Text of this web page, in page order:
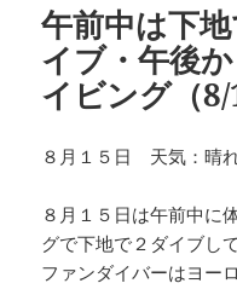
午前中は下
イブ・午後
イビング（8/
８月１５日 天気：
８月１５日は午前中に
グで下地で２ダイブし
ファンダイバーはヨー